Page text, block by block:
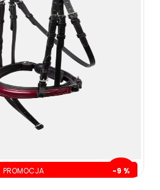
PROMOCJA -9 %